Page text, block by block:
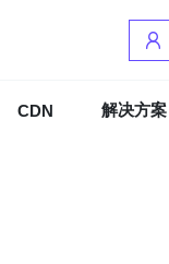
CDN 解决方案